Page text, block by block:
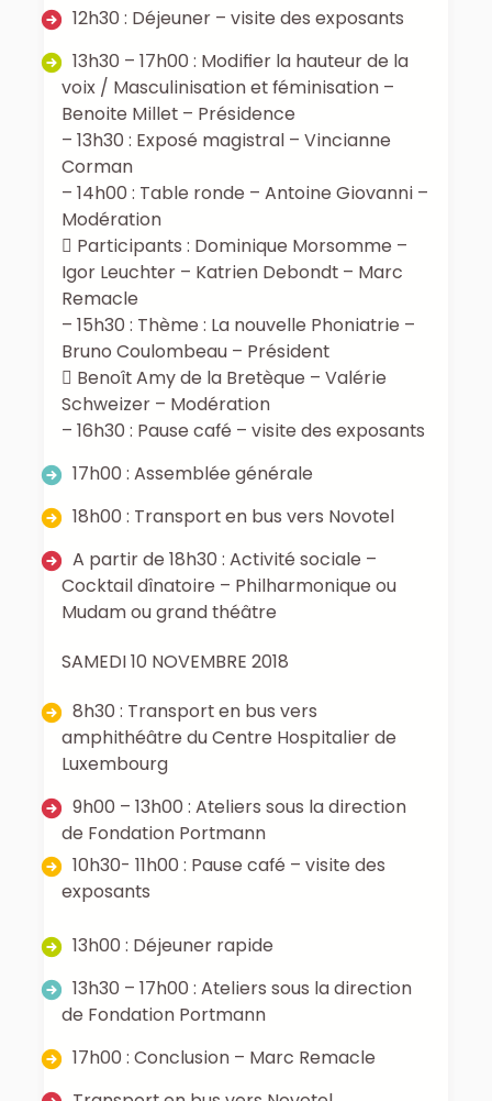
12h30 : Déjeuner – visite des exposants
13h30 – 17h00 : Modifier la hauteur de la
voix / Masculinisation et féminisation –
Benoite Millet – Présidence
– 13h30 : Exposé magistral – Vincianne
Corman
– 14h00 : Table ronde – Antoine Giovanni –
Modération
 Participants : Dominique Morsomme –
Igor Leuchter – Katrien Debondt – Marc
Remacle
– 15h30 : Thème : La nouvelle Phoniatrie –
Bruno Coulombeau – Président
 Benoît Amy de la Bretèque – Valérie
Schweizer – Modération
– 16h30 : Pause café – visite des exposants
17h00 : Assemblée générale
18h00 : Transport en bus vers Novotel
A partir de 18h30 : Activité sociale –
Cocktail dînatoire – Philharmonique ou
Mudam ou grand théâtre
SAMEDI 10 NOVEMBRE 2018
8h30 : Transport en bus vers
amphithéâtre du Centre Hospitalier de
Luxembourg
9h00 – 13h00 : Ateliers sous la direction
de Fondation Portmann
10h30- 11h00 : Pause café – visite des
exposants
13h00 : Déjeuner rapide
13h30 – 17h00 : Ateliers sous la direction
de Fondation Portmann
17h00 : Conclusion – Marc Remacle